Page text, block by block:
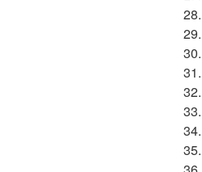
28.
29.
30.
31.
32.
33.
34.
35.